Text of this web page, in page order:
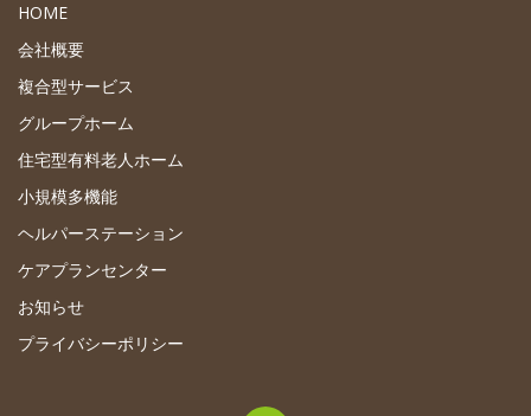
HOME
会社概要
複合型サービス
グループホーム
住宅型有料老人ホーム
小規模多機能
ヘルパーステーション
ケアプランセンター
お知らせ
プライバシーポリシー